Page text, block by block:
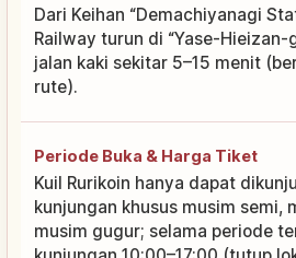
Dari Keihan “Demachiyanagi
Railway turun di “Yase-Hieizan-
jalan kaki sekitar 5–15 menit
rute).
Periode Buka & Harga Tiket
Kuil Rurikoin hanya dapat
kunjungan khusus musim semi,
musim gugur; selama periode